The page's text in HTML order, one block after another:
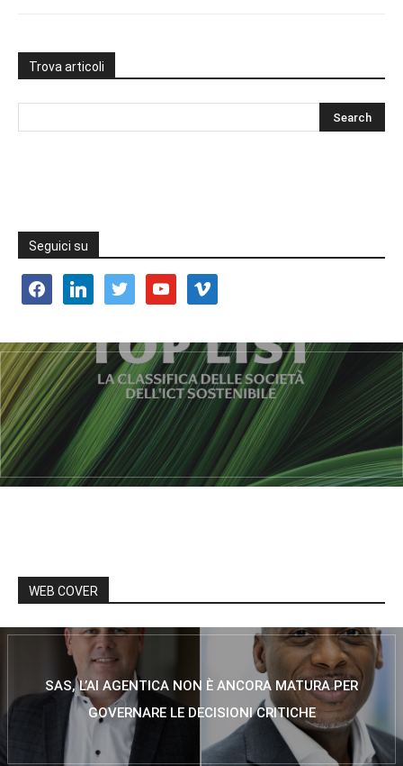
Trova articoli
Seguici su
facebooklinkedin twitter youtube vimeo
WEB COVER
SAS, L’AI AGENTICA NON È ANCORA MATURA PER
GOVERNARE LE DECISIONI CRITICHE